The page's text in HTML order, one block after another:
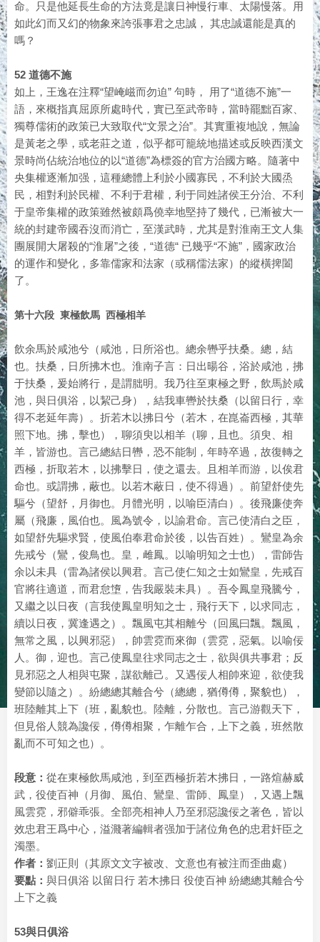
命。只是他延長生命的方法竟是讓日神慢行車、太陽慢落。用
如此幻而又幻的物象來誇張事君之忠誠， 其忠誠還能是真的
嗎？
52 道德不施
如上，王逸在注釋“望崦嵫而勿迫” 句時， 用了“道德不施”一
語，來概指真屈原所處時代，實已至武帝時，當時罷黜百家、
獨尊儒術的政策已大致取代“文景之治”。其實重複地說，無論
是黃老之學，或老莊之道，似乎都可籠統地描述或反映西漢文
景時尚佔統治地位的以“道德”為標簽的官方治國方略。隨著中
央集權逐漸加强，這種總體上利於小國寡民，不利於大國烝
民，相對利於民權、不利于君權，利于同姓諸侯王分治、不利
于皇帝集權的政策雖然被頗爲僥幸地堅持了幾代，已漸被大一
統的封建帝國吞沒而消亡，至漢武時，尤其是對淮南王文人集
團展開大屠殺的“淮屠”之後，“道德“ 已幾乎“不施”，國家政治
的運作和變化，多靠儒家和法家（或稱儒法家）的縱橫捭闔
了。
第十六段 東極飲馬 西極相羊
飲余馬於咸池兮（咸池，日所浴也。總余轡乎扶桑。總，結
也。扶桑，日所拂木也。淮南子言：日出暘谷，浴於咸池，拂
于扶桑，爰始將行，是謂朏明。我乃往至東極之野，飲馬於咸
池，與日俱浴，以絜己身），結我車轡於扶桑（以留日行，幸
得不老延年壽）。折若木以拂日兮（若木，在崑崙西極，其華
照下地。拂，擊也），聊須臾以相羊（聊，且也。須臾、相
羊，皆游也。言己總結日轡，恐不能制，年時卒過，故復轉之
西極，折取若木，以拂擊日，使之還去。且相羊而游，以俟君
命也。或謂拂，蔽也。以若木蔽日，使不得過）。前望舒使先
驅兮（望舒，月御也。月體光明，以喻臣清白）。後飛廉使奔
屬（飛廉，風伯也。風為號令，以諭君命。言己使清白之臣，
如望舒先驅求賢，使風伯奉君命於後，以告百姓）。鸞皇為余
先戒兮（鸞，俊鳥也。皇，雌鳳。以喻明知之士也），雷師告
余以未具（雷為諸侯以興君。言己使仁知之士如鸞皇，先戒百
官將往適道，而君怠墯，告我嚴裝未具）。吾令鳳皇飛騰兮，
又繼之以日夜（言我使鳳皇明知之士，飛行天下，以求同志，
續以日夜，冀逢遇之）。飄風屯其相離兮（回風曰飄。飄風，
無常之風，以興邪惡），帥雲霓而來御（雲霓，惡氣。以喻佞
人。御，迎也。言己使鳳皇往求同志之士，欲與俱共事君；反
見邪惡之人相與屯聚，謀欲離己。又遇佞人相帥來迎，欲使我
變節以隨之）。紛總總其離合兮（總總，猶僔僔，聚貌也），
班陸離其上下（班，亂貌也。陸離，分散也。言己游觀天下，
但見俗人競為讒佞，僔僔相聚，乍離乍合，上下之義，班然散
亂而不可知之也）。
段意： 從在東極飲馬咸池，到至西極折若木拂日，一路煊赫威
武，役使百神（月御、風伯、鸞皇、雷師、鳳皇），又遇上飄
風雲霓，邪僻乖張。全部亮相神人乃至邪惡讒佞之著色，皆以
效忠君王爲中心，溢濺著編輯者强加于諸位角色的忠君奸臣之
濁墨。
作者： 劉正則（其原文文字被改、文意也有被注而歪曲處）
要點： 與日俱浴 以留日行 若木拂日 役使百神 紛總總其離合兮
上下之義
53與日俱浴